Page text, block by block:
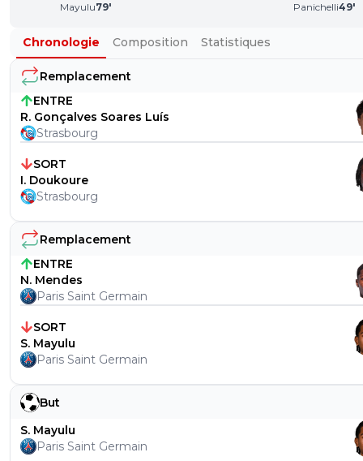
Mayulu79'
Panichelli49'
Chronologie Composition Statistiques
Remplacement
ENTRE
R. Gonçalves Soares Luís
Strasbourg
SORT
I. Doukoure
Strasbourg
Remplacement
ENTRE
N. Mendes
Paris Saint Germain
SORT
S. Mayulu
Paris Saint Germain
But
S. Mayulu
Paris Saint Germain